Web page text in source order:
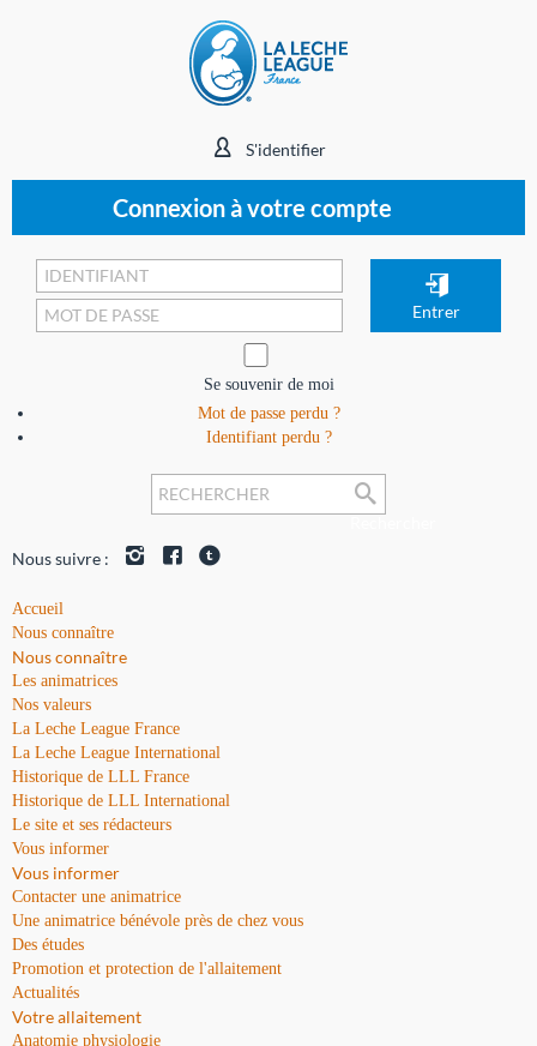
S'identifier
Connexion à votre compte
Se souvenir de moi
Mot de passe perdu ?
Identifiant perdu ?
Nous suivre :
Accueil
Nous connaître
Nous connaître
Les animatrices
Nos valeurs
La Leche League France
La Leche League International
Historique de LLL France
Historique de LLL International
Le site et ses rédacteurs
Vous informer
Vous informer
Contacter une animatrice
Une animatrice bénévole près de chez vous
Des études
Promotion et protection de l'allaitement
Actualités
Votre allaitement
Anatomie physiologie